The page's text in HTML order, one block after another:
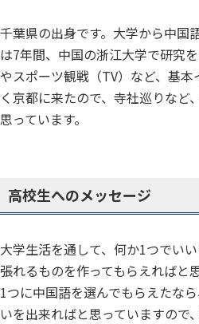
千葉県の出身です。大学から中国
は7年間、中国の浙江大学で研究
やスポーツ観戦（TV）など、基
く京都に来たので、寺社巡りなど
思っています。
高校生へのメッセージ
大学生活を通して、何か1つでい
張れるものを作ってもらえればと
1つに中国語を選んでもらえたな
いを出来ればと思っていますので